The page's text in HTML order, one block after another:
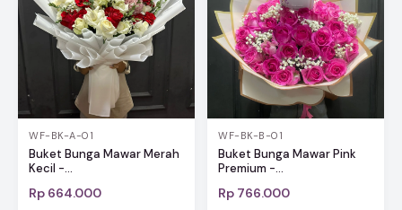
WF-BK-A-01
Buket Bunga Mawar Merah
Kecil -...
Rp 664.000
WF-BK-B-01
Buket Bunga Mawar Pink
Premium -...
Rp 766.000